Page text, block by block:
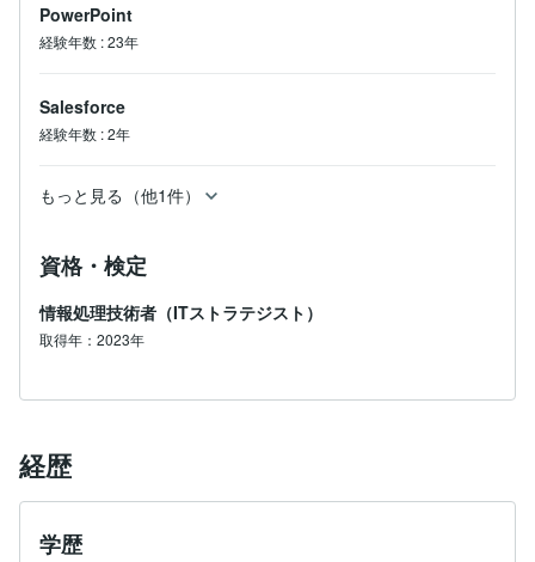
・stand.fm毎日配信150日以上継続
・ジャーナリングを4年以上毎日継続
「こんなこと相談していいのかな？」という方こそ、ぜ
ひ。
整理することで、自分でも気づいていなかった「本当の
お気軽にご相談ください。
PowerPoint
経験年数 :23年
Salesforce
経験年数 :2年
もっと見る（他1件）
資格・検定
情報処理技術者（ITストラテジスト）
取得年：2023年
経歴
学歴